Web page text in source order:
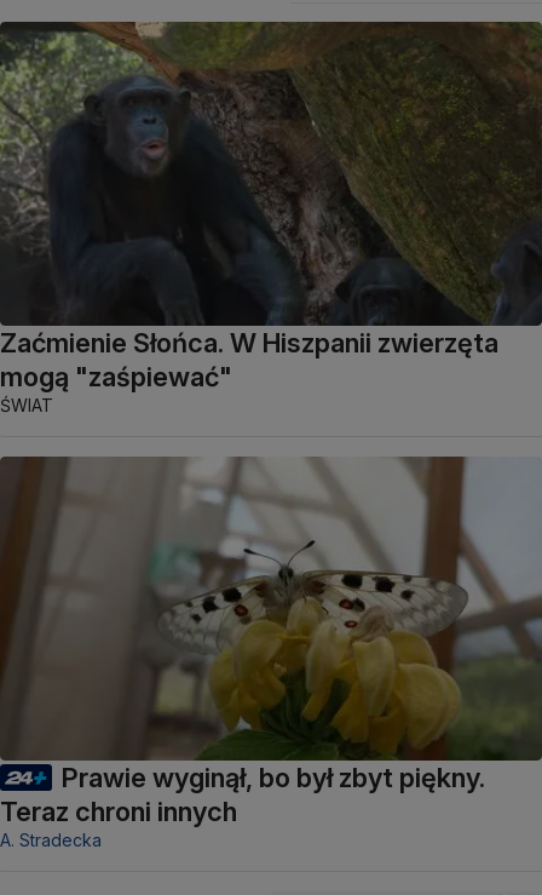
Zaćmienie Słońca. W Hiszpanii zwierzęta
mogą "zaśpiewać"
ŚWIAT
Prawie wyginął, bo był zbyt piękny.
Teraz chroni innych
A. Stradecka